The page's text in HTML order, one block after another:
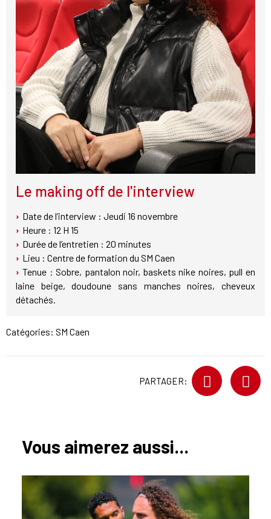
Le making off de l'interview
Date de l’interview : Jeudi 16 novembre
Heure : 12 H 15
Durée de l’entretien : 20 minutes
Lieu : Centre de formation du SM Caen
Tenue : Sobre, pantalon noir, baskets nike noires, pull en
laine beige, doudoune sans manches noires, cheveux
détachés.
Catégories: SM Caen
PARTAGER:
Vous aimerez aussi...